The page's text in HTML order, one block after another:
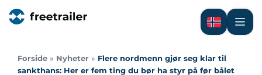
Forside » Nyheter » Flere nordmenn gjør seg klar til
sankthans: Her er fem ting du bør ha styr på før bålet